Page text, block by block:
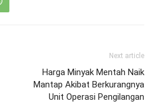
Next article
Harga Minyak Mentah Naik
Mantap Akibat Berkurangnya
Unit Operasi Pengilangan